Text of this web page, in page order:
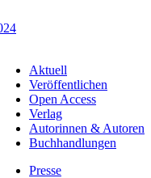
Aktuell
Veröffentlichen
Open Access
Verlag
Autorinnen & Autoren
Buchhandlungen
Presse